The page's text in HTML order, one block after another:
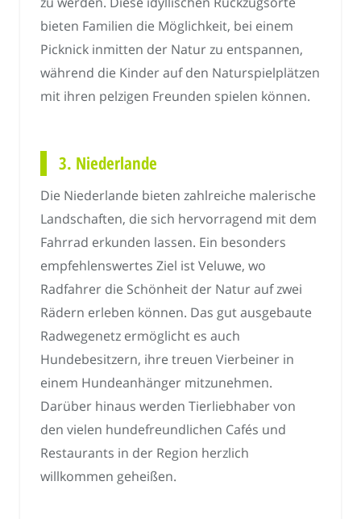
bieten Familien die Möglichkeit, bei einem
Picknick inmitten der Natur zu entspannen,
während die Kinder auf den Naturspielplätzen
mit ihren pelzigen Freunden spielen können.
3. Niederlande
Die Niederlande bieten zahlreiche malerische
Landschaften, die sich hervorragend mit dem
Fahrrad erkunden lassen. Ein besonders
empfehlenswertes Ziel ist Veluwe, wo
Radfahrer die Schönheit der Natur auf zwei
Rädern erleben können. Das gut ausgebaute
Radwegenetz ermöglicht es auch
Hundebesitzern, ihre treuen Vierbeiner in
einem Hundeanhänger mitzunehmen.
Darüber hinaus werden Tierliebhaber von
den vielen hundefreundlichen Cafés und
Restaurants in der Region herzlich
willkommen geheißen.